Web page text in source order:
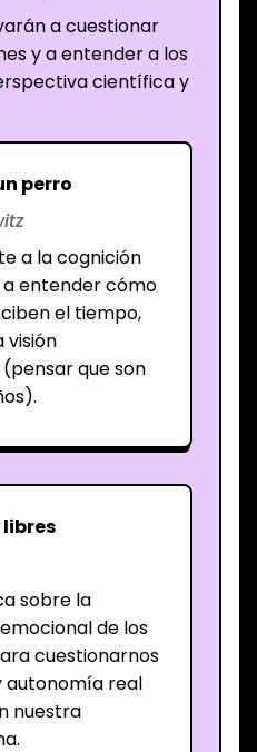
a cuestionar
y a entender a los
científica y
perro
a la cognición
a entender cómo
el tiempo,
visión
que son
libres
sobre la
de los
cuestionarnos
autonomía real
nuestra